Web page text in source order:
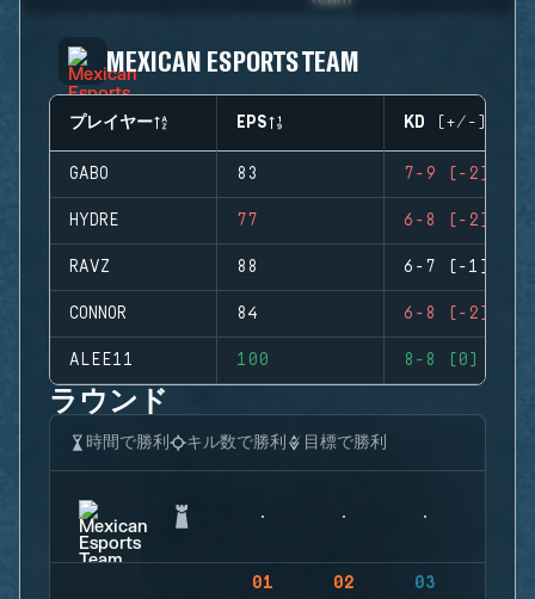
MEXICAN ESPORTS TEAM
プレイヤー EPS KD (+/-)
GABO 83 7-9 (-2)
HYDRE 77 6-8 (-2)
RAVZ 88 6-7 (-1)
CONNOR 84 6-8 (-2)
ALEE11 100 8-8 (0)
ラウンド
時間で勝利 キル数で勝利 目標で勝利
01 02 03